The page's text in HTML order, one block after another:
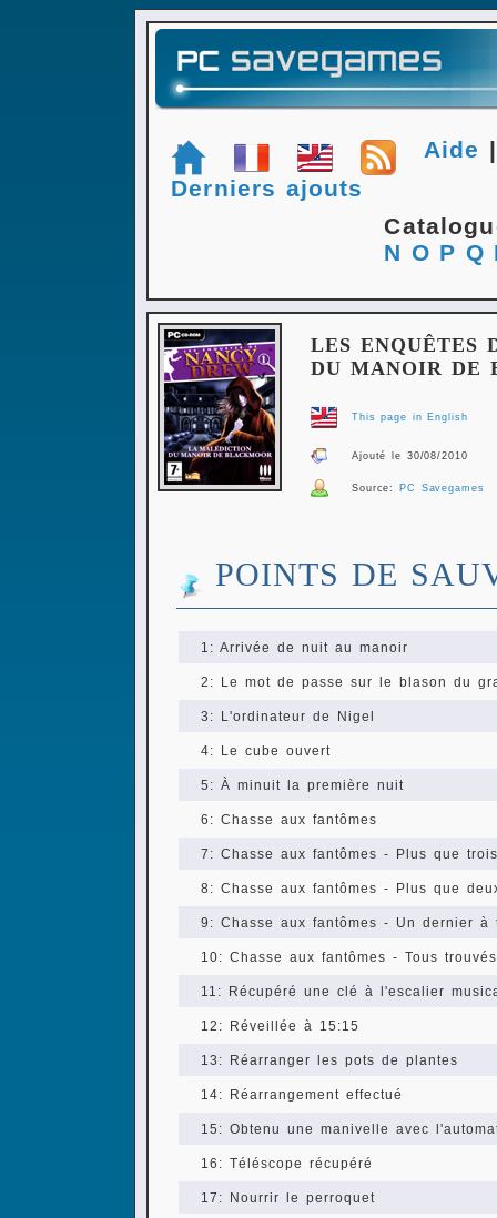
Aide
Derniers ajouts
N O P Q
LES ENQUÊTES
DU MANOIR DE
This page in English
Ajouté le 30/08/2010
Source: PC Savegames
POINTS DE
1: Arrivée de nuit au manoir
2: Le mot de passe sur le blason du
3: L'ordinateur de Nigel
4: Le cube ouvert
5: À minuit la première nuit
6: Chasse aux fantômes
7: Chasse aux fantômes - Plus que
8: Chasse aux fantômes - Plus que
9: Chasse aux fantômes - Un dernier à
10: Chasse aux fantômes - Tous trouvés
11: Récupéré une clé à l'escalier
12: Réveillée à 15:15
13: Réarranger les pots de plantes
14: Réarrangement effectué
15: Obtenu une manivelle avec
16: Téléscope récupéré
17: Nourrir le perroquet